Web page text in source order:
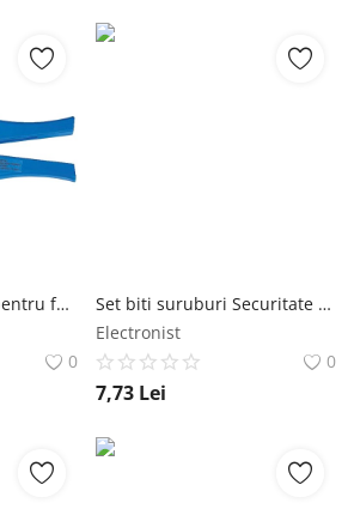
Cleste de sertizare pentru fastoni și prize izolate HS-06 WF2C TIPA
0
Set biti suruburi Securitate Y YATO
Electronist
0
7,73 Lei